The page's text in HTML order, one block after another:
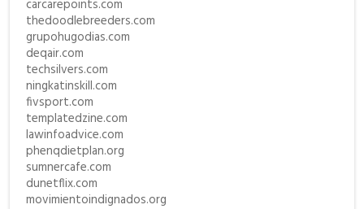
carcarepoints.com
thedoodlebreeders.com
grupohugodias.com
deqair.com
techsilvers.com
ningkatinskill.com
fivsport.com
templatedzine.com
lawinfoadvice.com
phenqdietplan.org
sumnercafe.com
dunetflix.com
movimientoindignados.org